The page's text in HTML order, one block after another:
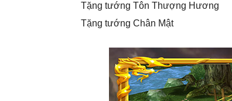
Tặng tướng Tôn Thượng Hương
Tặng tướng Chân Mật